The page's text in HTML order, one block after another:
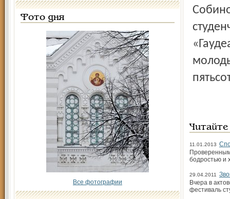
Фото дня
Все фотографии
11.01.2013
Проверенным
бодростью и
29.04.2011
Вчера в
фестиваль